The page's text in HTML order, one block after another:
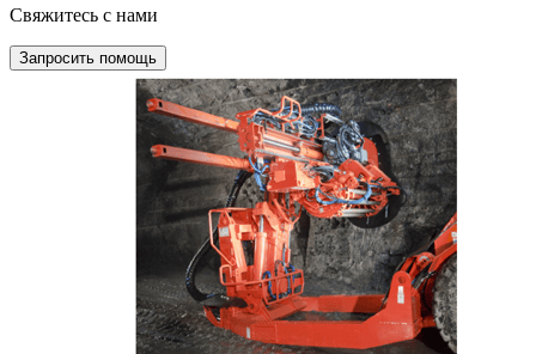
Свяжитесь с нами
Запросить помощь